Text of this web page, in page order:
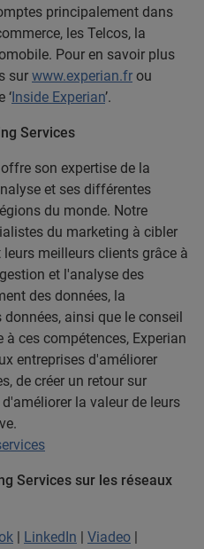
principalement dans
les Telcos, la
Pour en savoir plus
sur www.experian.fr ou
‘Inside Experian’.
Services
son expertise de la
et ses différentes
du monde. Notre
du marketing à cibler
meilleurs clients grâce à
et l'analyse des
des données, la
ainsi que le conseil
ces compétences, Experian
entreprises d'améliorer
de créer un retour sur
la valeur de leurs
Services sur les réseaux
| LinkedIn | Viadeo |